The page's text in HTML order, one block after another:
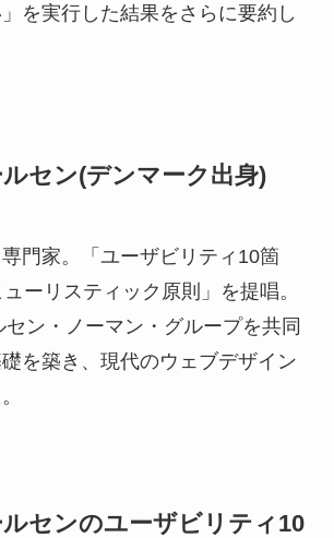
を実行した結果をさらに要約し
セン(デンマーク出身)
門家。「ユーザビリティ10箇
ーリスティック原則」を提唱。
ン・ノーマン・グループを共同
を築き、現代のウェブデザイン
センのユーザビリティ10